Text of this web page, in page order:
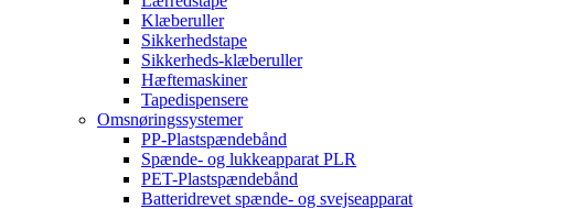
Klæberuller
Sikkerhedstape
Sikkerheds-klæberuller
Hæftemaskiner
Tapedispensere
Omsnøringssystemer
PP-Plastspændebånd
Spænde- og lukkeapparat PLR
PET-Plastspændebånd
Batteridrevet spænde- og svejseapparat